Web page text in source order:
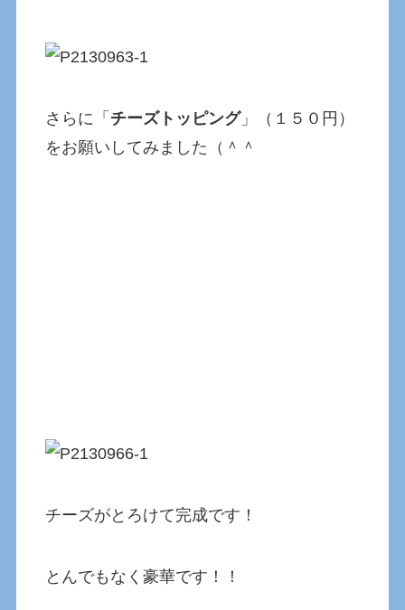
さらに「 チーズトッピング」（１５０円）
をお願いしてみました（＾＾
チーズがとろけて完成です！
とんでもなく豪華です！！